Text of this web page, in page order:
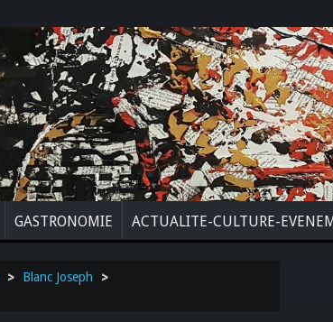
GASTRONOMIE ACTUALITE-CULTURE-
> Blanc Joseph
>